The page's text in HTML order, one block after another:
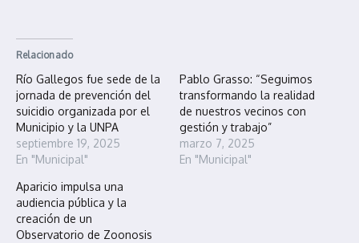
Relacionado
Río Gallegos fue sede de la
jornada de prevención del
suicidio organizada por el
Municipio y la UNPA
septiembre 19, 2025
En "Municipal"
Pablo Grasso: “Seguimos
transformando la realidad
de nuestros vecinos con
gestión y trabajo”
marzo 7, 2025
En "Municipal"
Aparicio impulsa una
audiencia pública y la
creación de un
Observatorio de Zoonosis